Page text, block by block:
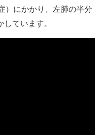
）にかかり、左肺の半分
ています。